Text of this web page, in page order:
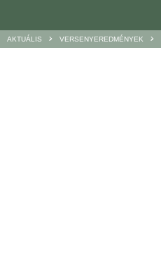
AKTUÁLIS > VERSENYEREDMÉNYEK >